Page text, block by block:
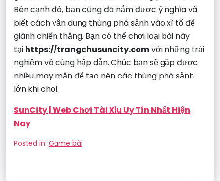
Bên cạnh đó, bạn cũng đã nắm được ý nghĩa và
biết cách vận dụng thùng phá sảnh vào xì tố để
giành chiến thắng. Bạn có thể chơi loại bài này
tại https://trangchusuncity.comvới những trải
nghiệm vô cùng hấp dẫn. Chúc bạn sẽ gặp được
nhiều may mắn để tạo nên các thùng phá sảnh
lớn khi chơi.
SunCity | Web Chơi Tài Xỉu Uy Tín Nhất Hiện
Nay
Posted in: Game bài